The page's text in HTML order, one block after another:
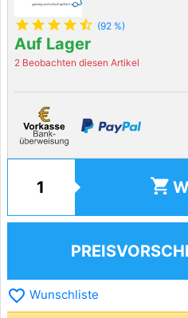
star star star star star_half (92 %)
Auf Lager
2 Beobachten diesen Artikel
shopping_cart
favorite_border Wunschliste